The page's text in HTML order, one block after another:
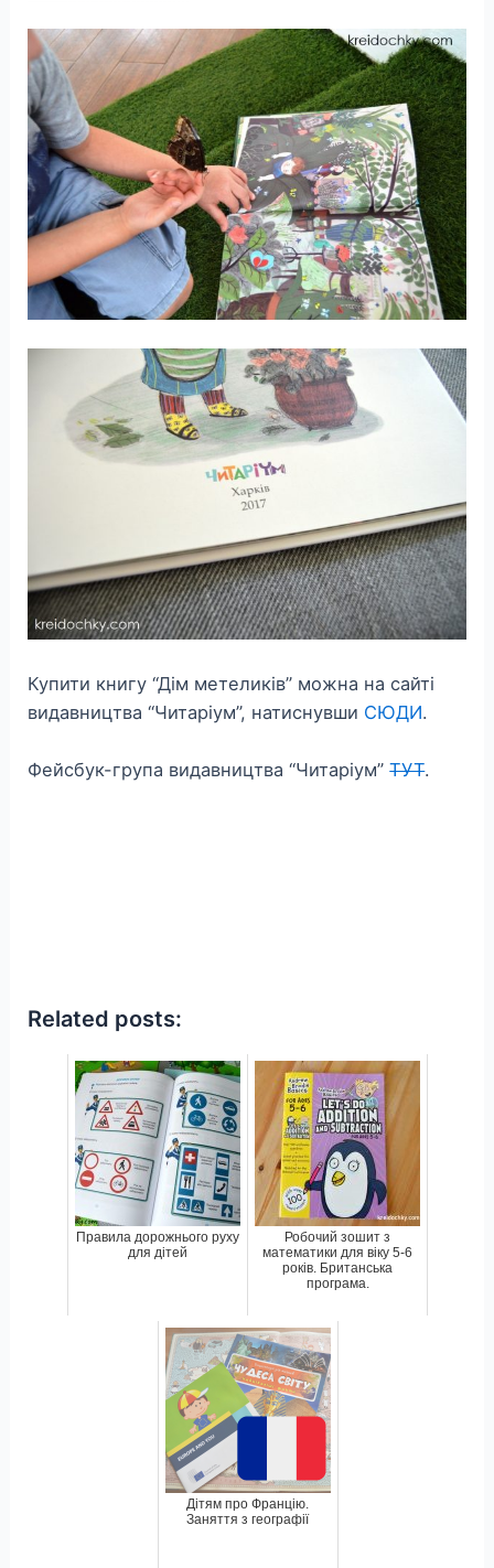
Купити книгу “Дім метеликів” можна на сайті
видавництва “Читаріум”, натиснувши СЮДИ.
Фейсбук-група видавництва “Читаріум”ТУТ.
Related posts:
Правила дорожнього руху
для дітей
Робочий зошит з
математики для віку 5-6
років. Британська
програма.
Дітям про Францію.
Заняття з географії